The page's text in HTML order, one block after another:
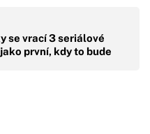
se vrací 3 seriálové
první, kdy to bude